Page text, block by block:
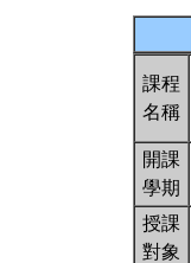
課程
名稱
開課
學期
授課
對象